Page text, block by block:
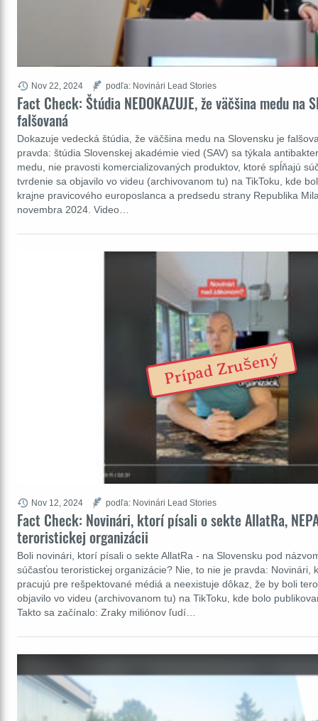
Fact Check: Štúdia NEDOKAZUJE, že väčšina medu na
falšovaná
Dokazuje vedecká štúdia, že väčšina medu na Slovensku je
pravda: štúdia Slovenskej akadémie vied (SAV) sa týkala
medu, nie pravosti komercializovaných produktov, ktoré spĺňajú
tvrdenie sa objavilo vo videu (archivovanom tu) na TikToku, kde
krajne pravicového europoslanca a predsedu strany Republika
novembra 2024. Video…
Nov 22, 2024 podľa: Novinári Lead Stories
Fact Check: Novinári, ktorí písali o sekte AllatRa,
teroristickej organizácii
Boli novinári, ktorí písali o sekte AllatRa - na Slovensku pod
súčasťou teroristickej organizácie? Nie, to nie je pravda: Novinári,
pracujú pre rešpektované médiá a neexistuje dôkaz, že by boli
objavilo vo videu (archivovanom tu) na TikToku, kde bolo
Takto sa začínalo: Zraky miliónov ľudí…
Nov 12, 2024 podľa: Novinári Lead Stories
Prípad Zrušený